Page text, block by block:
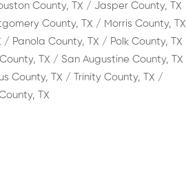
County, TX / Jasper County, TX
County, TX / Morris County, TX
Panola County, TX / Polk County, TX
TX / San Augustine County, TX
County, TX / Trinity County, TX /
TX